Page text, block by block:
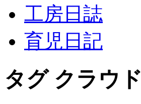
工房日誌
育児日記
タグ クラウド